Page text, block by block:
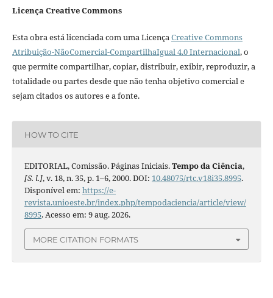
Licença Creative Commons
Esta obra está licenciada com uma LicençaCreative Commons
Atribuição-NãoComercial-CompartilhaIgual 4.0 Internacional, o
que permite compartilhar, copiar, distribuir, exibir, reproduzir, a
totalidade ou partes desde que não tenha objetivo comercial e
sejam citados os autores e a fonte.
HOW TO CITE
EDITORIAL, Comissão. Páginas Iniciais.Tempo da Ciência,
[S. l.], v. 18, n. 35, p. 1–6, 2000. DOI: 10.48075/rtc.v18i35.8995.
Disponível em: https://e-
revista.unioeste.br/index.php/tempodaciencia/article/view/
8995. Acesso em: 9 aug. 2026.
MORE CITATION FORMATS